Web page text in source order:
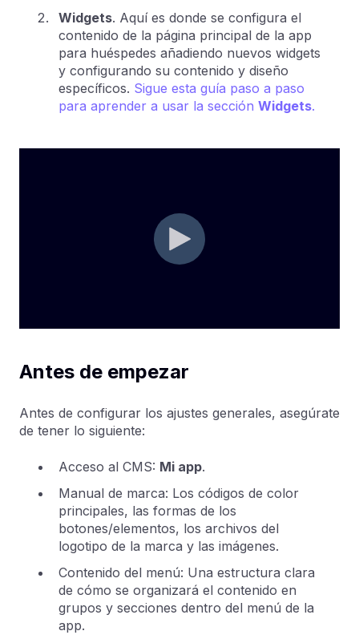
Widgets. Aquí es donde se configura el
contenido de la página principal de la app
para huéspedes añadiendo nuevos widgets
y configurando su contenido y diseño
específicos. Sigue esta guía paso a paso
para aprender a usar la sección Widgets.
Antes de empezar
Antes de configurar los ajustes generales, asegúrate
de tener lo siguiente:
Acceso al CMS: Mi app.
Manual de marca: Los códigos de color
principales, las formas de los
botones/elementos, los archivos del
logotipo de la marca y las imágenes.
Contenido del menú: Una estructura clara
de cómo se organizará el contenido en
grupos y secciones dentro del menú de la
app.